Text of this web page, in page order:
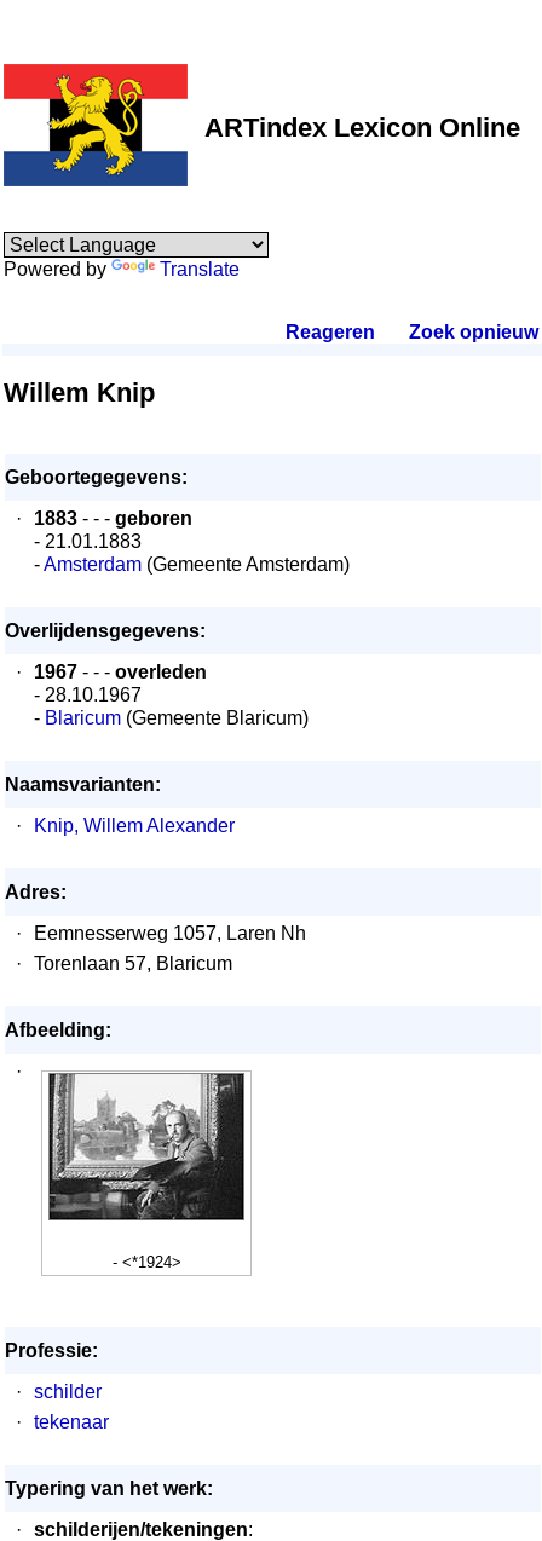
ARTindex Lexicon Online
Powered by Translate
Reageren Zoek opnieuw.
Willem Knip
Geboortegegevens:
·
1883 - - - geboren
- 21.01.1883
-Amsterdam (Gemeente Amsterdam)
Overlijdensgegevens:
·
1967 - - - overleden
- 28.10.1967
- Blaricum (Gemeente Blaricum)
Naamsvarianten:
·
Knip, Willem Alexander
Adres:
·
Eemnesserweg 1057, Laren Nh
·
Torenlaan 57, Blaricum
Afbeelding:
·
- <*1924>
Professie:
·
schilder
·
tekenaar
Typering van het werk:
·
schilderijen/tekeningen: